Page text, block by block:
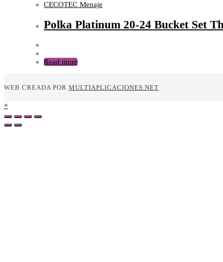
CECOTEC Menaje
Polka Platinum 20-24 Bucket Set
Read more
WEB CREADA POR MULTIAPLICACIONES.NET
×